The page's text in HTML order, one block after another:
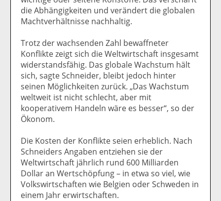
die Abhängigkeiten und verändert die globalen
Machtverhältnisse nachhaltig.
Trotz der wachsenden Zahl bewaffneter
Konflikte zeigt sich die Weltwirtschaft insgesamt
widerstandsfähig. Das globale Wachstum hält
sich, sagte Schneider, bleibt jedoch hinter
seinen Möglichkeiten zurück. „Das Wachstum
weltweit ist nicht schlecht, aber mit
kooperativem Handeln wäre es besser“, so der
Ökonom.
Die Kosten der Konflikte seien erheblich. Nach
Schneiders Angaben entziehen sie der
Weltwirtschaft jährlich rund 600 Milliarden
Dollar an Wertschöpfung – in etwa so viel, wie
Volkswirtschaften wie Belgien oder Schweden in
einem Jahr erwirtschaften.